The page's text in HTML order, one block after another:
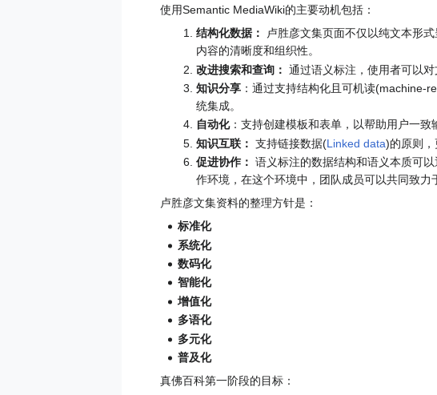
使用Semantic MediaWiki的主要动机包括：
结构化数据：
卢胜彦文集页面不仅以纯文本形
内容的清晰度和组织性。
改进搜索和查询： 通过语义标注，使用者可以
知识分享：通过支持结构化且可机读(machine-
统集成。
自动化：支持创建模板和表单，以帮助用户一致
知识互联： 支持链接数据(Linked data)的原则，
促进协作： 语义标注的数据结构和语义本质可
作环境，在这个环境中，团队成员可以共同致力
卢胜彦文集资料的整理方针是：
标准化
系统化
数码化
智能化
增值化
多语化
多元化
普及化
真佛百科第一阶段的目标：